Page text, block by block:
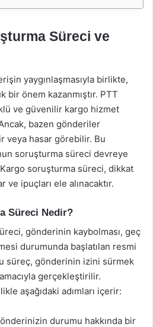
Süreci ve
yaygınlaşmasıyla birlikte,
bir önem kazanmıştır. PTT
ve güvenilir kargo hizmet
bazen gönderiler
veya hasar görebilir. Bu
soruşturma süreci devreye
soruşturma süreci, dikkat
ipuçları ele alınacaktır.
Süreci Nedir?
gönderinin kaybolması, geç
durumunda başlatılan resmi
süreç, gönderinin izini sürmek
gerçekleştirilir.
aşağıdaki adımları içerir:
durumu hakkında bir